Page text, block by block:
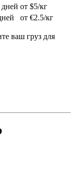
дней от $5/кг
от €2.5/кг
ваш груз для